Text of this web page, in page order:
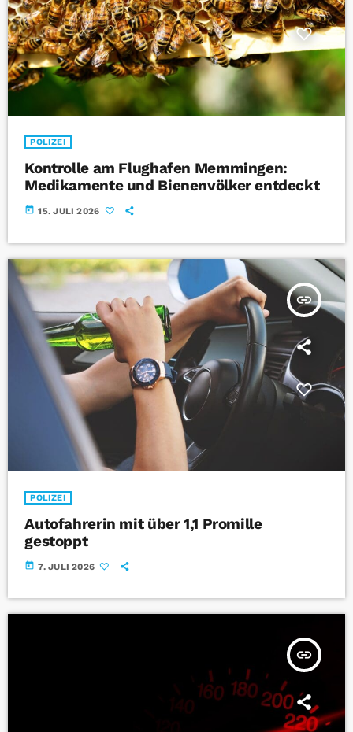
POLIZEI
Kontrolle am Flughafen Memmingen:
Medikamente und Bienenvölker entdeckt
today 15. JULI 2026
insert_link
POLIZEI
Autofahrerin mit über 1,1 Promille
gestoppt
today 7. JULI 2026
insert_link